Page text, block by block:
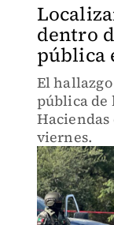
dentro
pública
El
pública de
Haciendas
viernes.